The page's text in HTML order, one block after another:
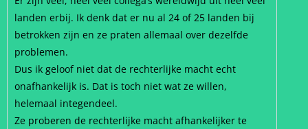
landen erbij. Ik denk dat er nu al 24 of 25 landen bij
betrokken zijn en ze praten allemaal over dezelfde
problemen.
Dus ik geloof niet dat de rechterlijke macht echt
onafhankelijk is. Dat is toch niet wat ze willen,
helemaal integendeel.
Ze proberen de rechterlijke macht afhankelijker te